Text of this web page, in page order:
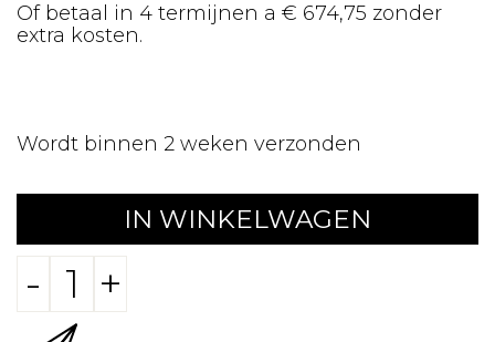
Of betaal in 4 termijnen a € 674,75 zonder
extra kosten.
Wordt binnen 2 weken verzonden
IN WINKELWAGEN
- +